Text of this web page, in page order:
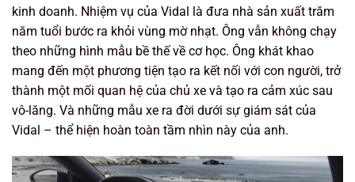
kinh doanh. Nhiệm vụ của Vidal là đưa nhà sản xuất trăm
năm tuổi bước ra khỏi vùng mờ nhạt. Ông vẫn không chạy
theo những hình mẫu bề thế về cơ học. Ông khát khao
mang đến một phương tiện tạo ra kết nối với con người, trở
thành một mối quan hệ của chủ xe và tạo ra cảm xúc sau
vô-lăng. Và những mẫu xe ra đời dưới sự giám sát của
Vidal – thể hiện hoàn toàn tầm nhìn này của anh.